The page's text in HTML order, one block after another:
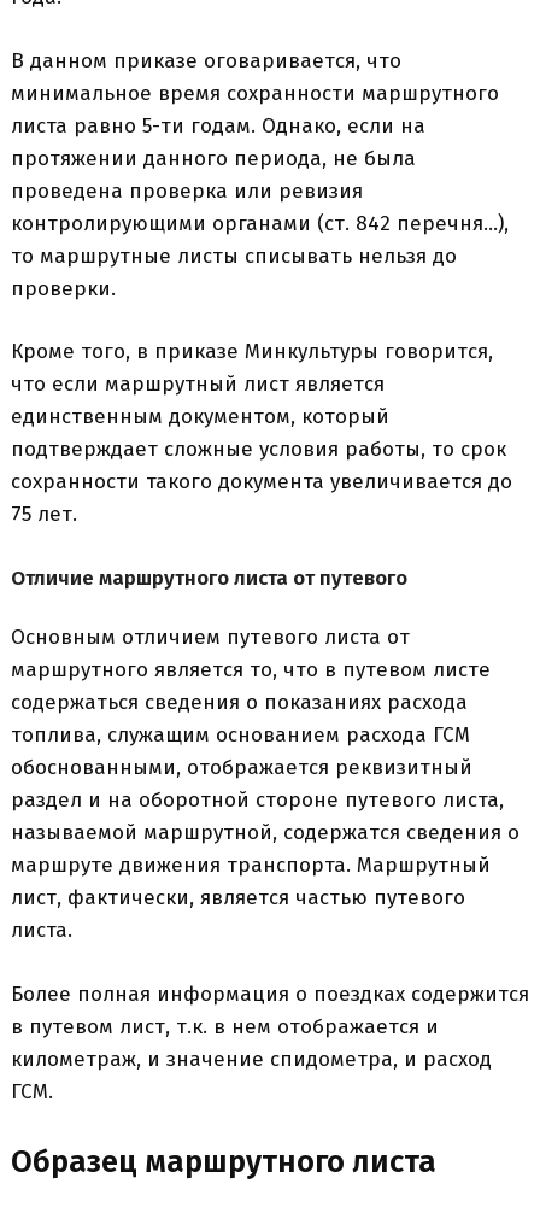
В данном приказе оговаривается, что
минимальное время сохранности маршрутного
листа равно 5-ти годам. Однако, если на
протяжении данного периода, не была
проведена проверка или ревизия
контролирующими органами (ст. 842 перечня…),
то маршрутные листы списывать нельзя до
проверки.
Кроме того, в приказе Минкультуры говорится,
что если маршрутный лист является
единственным документом, который
подтверждает сложные условия работы, то срок
сохранности такого документа увеличивается до
75 лет.
Отличие маршрутного листа от путевого
Основным отличием путевого листа от
маршрутного является то, что в путевом листе
содержаться сведения о показаниях расхода
топлива, служащим основанием расхода ГСМ
обоснованными, отображается реквизитный
раздел и на оборотной стороне путевого листа,
называемой маршрутной, содержатся сведения о
маршруте движения транспорта. Маршрутный
лист, фактически, является частью путевого
листа.
Более полная информация о поездках содержится
в путевом лист, т.к. в нем отображается и
километраж, и значение спидометра, и расход
ГСМ.
Образец маршрутного листа